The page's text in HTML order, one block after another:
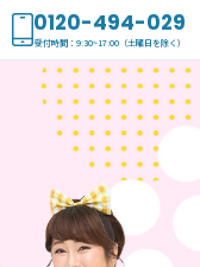
0120-494-029
受付時間：9:30~17:00（土曜日を除く）